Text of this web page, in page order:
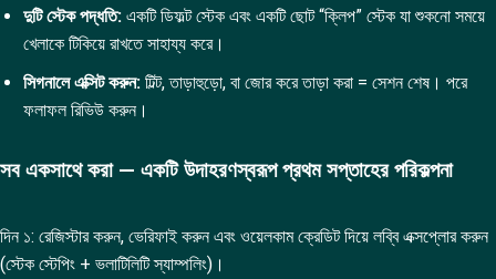
দুটি স্টেক পদ্ধতি:একটি ডিফল্ট স্টেক এবং একটি ছোট “ক্লিপ” স্টেক যা শুকনো সময়ে
খেলাকে টিকিয়ে রাখতে সাহায্য করে।
সিগনালে এক্সিট করুন:টিল্ট, তাড়াহুড়ো, বা জোর করে তাড়া করা = সেশন শেষ। পরে
ফলাফল রিভিউ করুন।
সব একসাথে করা — একটি উদাহরণস্বরূপ প্রথম সপ্তাহের পরিকল্পনা
দিন ১: রেজিস্টার করুন, ভেরিফাই করুন এবং ওয়েলকাম ক্রেডিট দিয়ে লব্বি এক্সপ্লোর করুন
(স্টেক স্টেপিং + ভলাটিলিটি স্যাম্পলিং)।